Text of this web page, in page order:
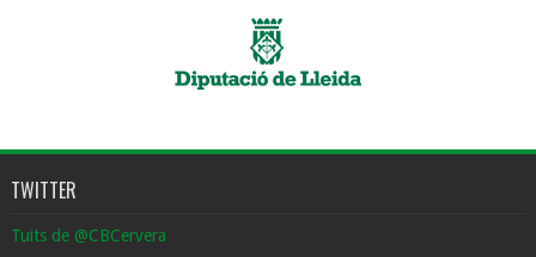
TWITTER
Tuits de @CBCervera